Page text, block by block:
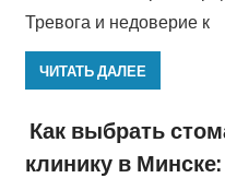
Тревога и недоверие к
ЧИТАТЬ ДАЛЕЕ
Как выбрать
клинику в